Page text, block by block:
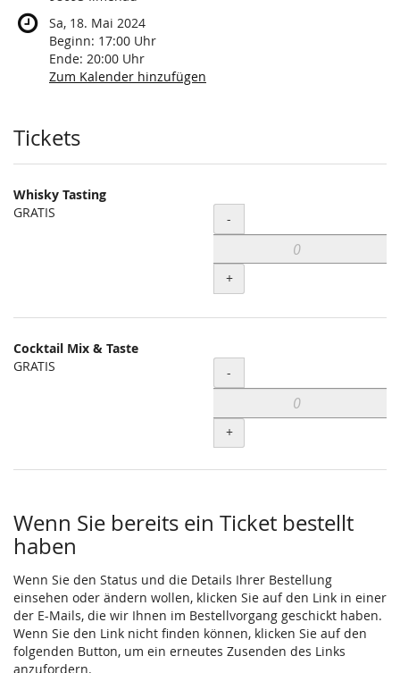
Sa, 18. Mai 2024
Beginn: 17:00 Uhr
Ende: 20:00 Uhr
Zum Kalender hinzufügen
Produkte
Tickets
Whisky Tasting
GRATIS
Menge
-
+
Cocktail Mix & Taste
GRATIS
Menge
-
+
Wenn Sie bereits ein Ticket bestellt
haben
Wenn Sie den Status und die Details Ihrer Bestellung
einsehen oder ändern wollen, klicken Sie auf den Link in einer
der E-Mails, die wir Ihnen im Bestellvorgang geschickt haben.
Wenn Sie den Link nicht finden können, klicken Sie auf den
folgenden Button, um ein erneutes Zusenden des Links
anzufordern.